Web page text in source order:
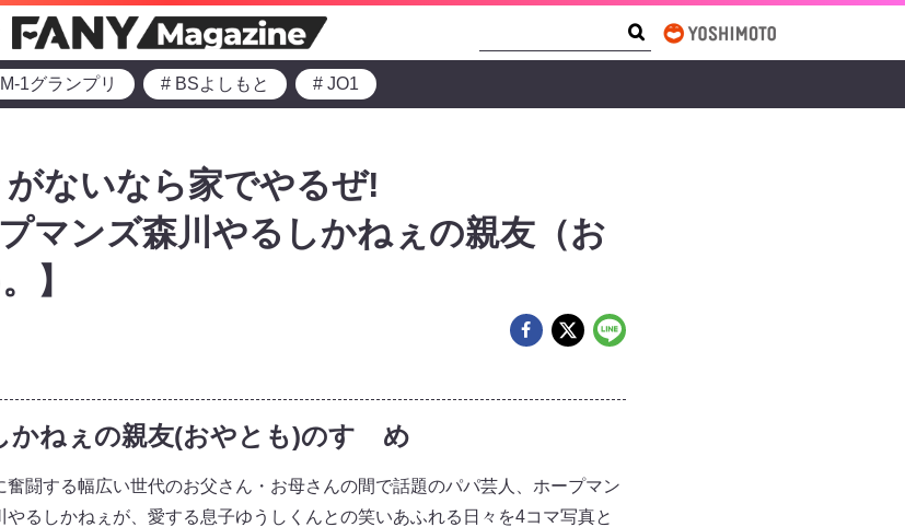
1グランプリ # BSよしもと # JO1
ないなら家でやるぜ!
マンズ森川やるしかねぇの親友（お
】
ねぇの親友(おやとも)のすゝめ
奮闘する幅広い世代のお父さん・お母さんの間で話題のパパ芸人、ホープマン
やるしかねぇが、愛する息子ゆうしくんとの笑いあふれる日々を4コマ写真と